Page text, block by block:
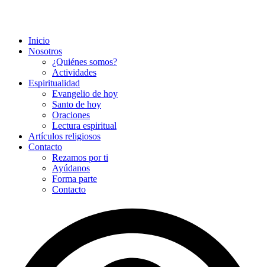
Inicio
Nosotros
¿Quiénes somos?
Actividades
Espiritualidad
Evangelio de hoy
Santo de hoy
Oraciones
Lectura espiritual
Artículos religiosos
Contacto
Rezamos por ti
Ayúdanos
Forma parte
Contacto